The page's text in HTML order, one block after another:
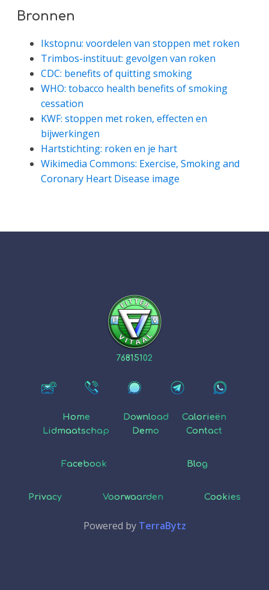
Bronnen
Ikstopnu: voordelen van stoppen met roken
Trimbos-instituut: gevolgen van roken
CDC: benefits of quitting smoking
WHO: tobacco health benefits of smoking
cessation
KWF: stoppen met roken, effecten en
bijwerkingen
Hartstichting: roken en je hart
Wikimedia Commons: Exercise, Smoking and
Coronary Heart Disease image
76815102
Home
Lidmaatschap
Download
Demo
Calorieën
Contact
Facebook Blog
Privacy Voorwaarden Cookies
Powered by TerraBytz